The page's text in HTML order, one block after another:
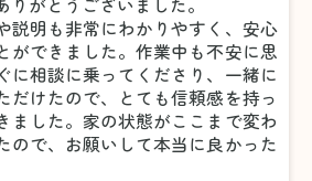
説明も非常にわかりやすく、安心
ができました。作業中も不安に思
に相談に乗ってくださり、一緒に
だけたので、とても信頼感を持っ
ました。家の状態がここまで変わ
ので、お願いして本当に良かった